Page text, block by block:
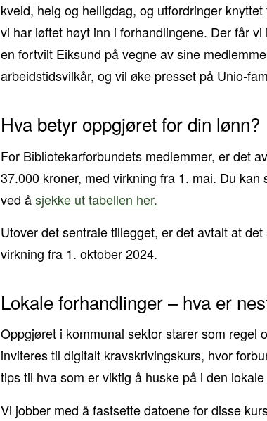
kveld, helg og helligdag, og utfordringer
vi har løftet høyt inn i forhandlingene. Der får
en fortvilt Eiksund på vegne av sine
arbeidstidsvilkår, og vil øke presset på Unio-
Hva betyr oppgjøret for din lønn?
For Bibliotekarforbundets medlemmer, er det
37.000 kroner, med virkning fra 1. mai. Du
ved åsjekke ut tabellen her.
Utover det sentrale tillegget, er det avtalt at
virkning fra 1. oktober 2024.
Lokale forhandlinger – hva er
Oppgjøret i kommunal sektor starer som regel
inviteres til digitalt kravskrivingskurs, hvor
tips til hva som er viktig å huske på i den
Vi jobber med å fastsette datoene for disse